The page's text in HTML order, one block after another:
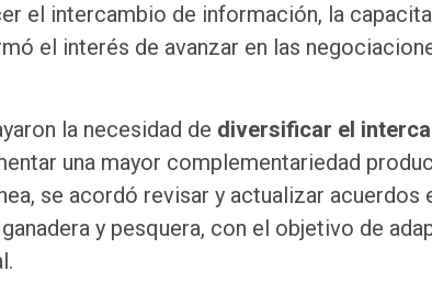
el intercambio de información, la
el interés de avanzar en las
la necesidad de diversificar el
una mayor complementariedad
se acordó revisar y actualizar acuerdos
y pesquera, con el objetivo de